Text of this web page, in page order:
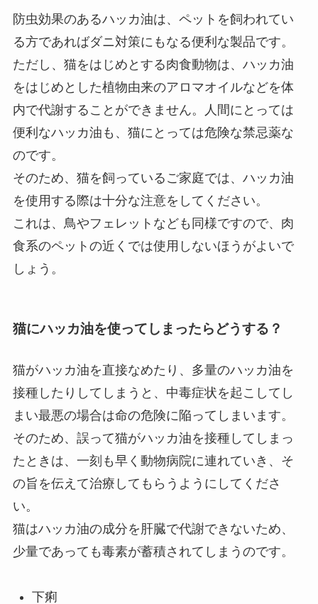
防虫効果のあるハッカ油は、ペットを飼われてい
る方であればダニ対策にもなる便利な製品です。
ただし、猫をはじめとする肉食動物は、ハッカ油
をはじめとした植物由来のアロマオイルなどを体
内で代謝することができません。人間にとっては
便利なハッカ油も、猫にとっては危険な禁忌薬な
のです。
そのため、猫を飼っているご家庭では、ハッカ油
を使用する際は十分な注意をしてください。
これは、鳥やフェレットなども同様ですので、肉
食系のペットの近くでは使用しないほうがよいで
しょう。
猫にハッカ油を使ってしまったらどうする？
猫がハッカ油を直接なめたり、多量のハッカ油を
接種したりしてしまうと、中毒症状を起こしてし
まい最悪の場合は命の危険に陥ってしまいます。
そのため、誤って猫がハッカ油を接種してしまっ
たときは、一刻も早く動物病院に連れていき、そ
の旨を伝えて治療してもらうようにしてくださ
い。
猫はハッカ油の成分を肝臓で代謝できないため、
少量であっても毒素が蓄積されてしまうのです。
下痢